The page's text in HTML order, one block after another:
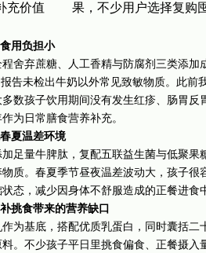
充价值
果，不少用户选择复购
用负担小
舍弃蔗糖、人工香精与防腐剂三类添加
告未检出牛奶以外常见致敏物质。此前
数孩子饮用期间没有发生红疹、肠胃反
为日常膳食营养补充。
夏温差环境
足量牛脾肽，复配五联益生菌与低聚果
质。春夏季节昼夜温差波动大，孩子很
态，减少因身体不舒服造成的正餐进食
挑食带来的营养缺口
为基底，搭配优质乳蛋白，同时囊括二
。不少孩子平日里挑食偏食、正餐摄入